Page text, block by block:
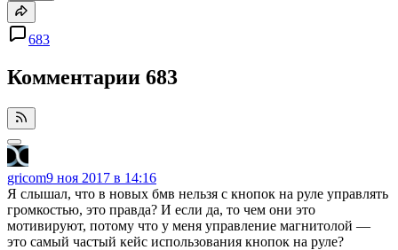
683
Комментарии 683
gricom9 ноя 2017 в 14:16
Я слышал, что в новых бмв нельзя с кнопок на руле управлять
громкостью, это правда? И если да, то чем они это
мотивируют, потому что у меня управление магнитолой —
это самый частый кейс использования кнопок на руле?